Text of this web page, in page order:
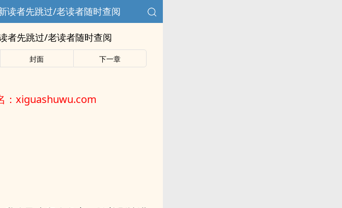
读者先跳过/老读者随时查阅
者先跳过/老读者随时查阅
封面 下一章
：xiguashuwu.com